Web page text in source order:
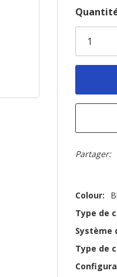
Dépêchez-
vous!
plus
Partager:
Colour:
Type de
Système
Type de